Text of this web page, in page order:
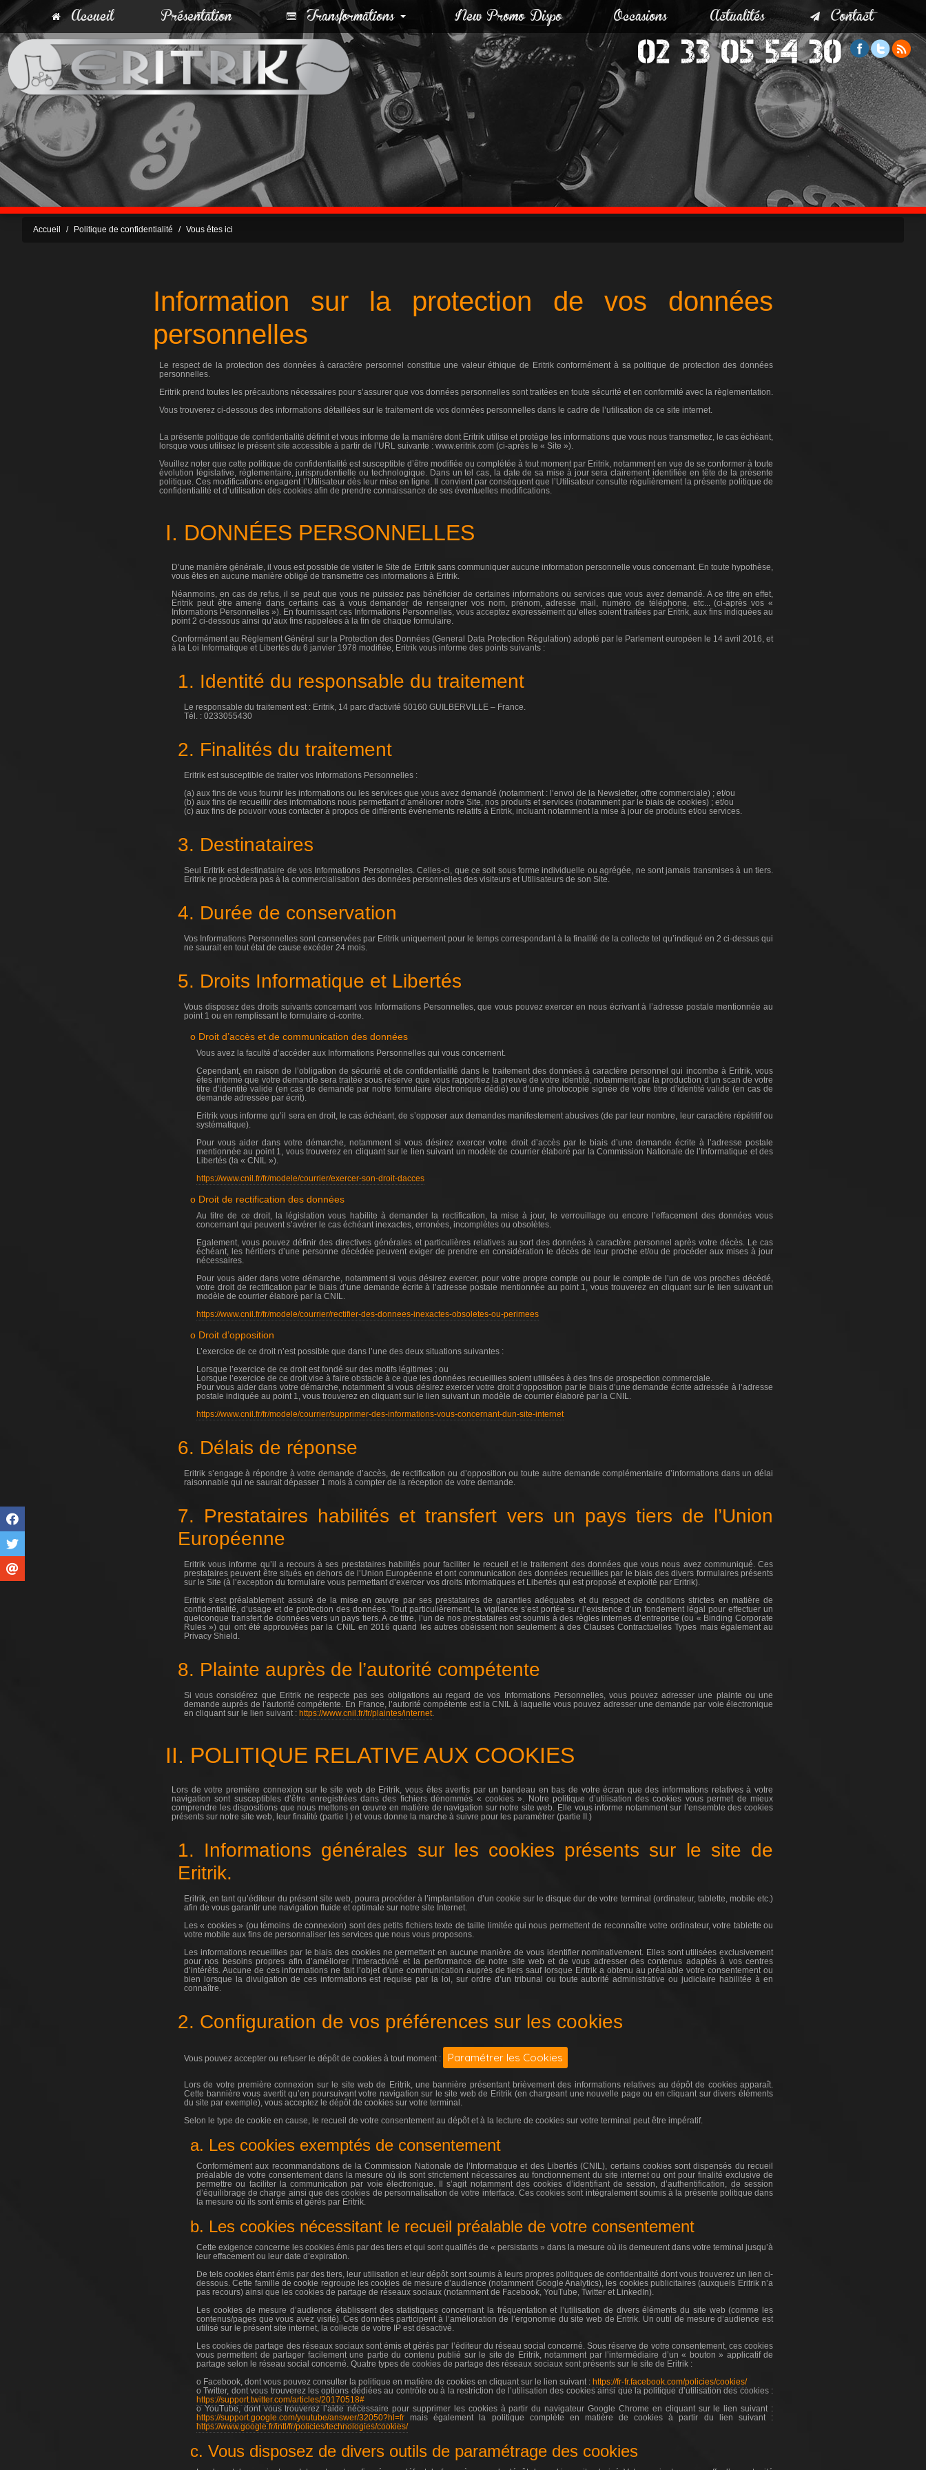
Accueil Présentation Transformations New Promo Dispo Occasions Actualités Contact
Accueil Politique de confidentialité Vous êtes ici
Information sur la protection de vos données
personnelles
Le respect de la protection des données à caractère personnel constitue une valeur éthique de Eritrik conformément à sa politique de protection des données
personnelles.
Eritrik prend toutes les précautions nécessaires pour s’assurer que vos données personnelles sont traitées en toute sécurité et en conformité avec la règlementation.
Vous trouverez ci-dessous des informations détaillées sur le traitement de vos données personnelles dans le cadre de l’utilisation de ce site internet.
La présente politique de confidentialité définit et vous informe de la manière dont Eritrik utilise et protège les informations que vous nous transmettez, le cas échéant,
lorsque vous utilisez le présent site accessible à partir de l’URL suivante : www.eritrik.com (ci-après le « Site »).
Veuillez noter que cette politique de confidentialité est susceptible d’être modifiée ou complétée à tout moment par Eritrik, notamment en vue de se conformer à toute
évolution législative, règlementaire, jurisprudentielle ou technologique. Dans un tel cas, la date de sa mise à jour sera clairement identifiée en tête de la présente
politique. Ces modifications engagent l’Utilisateur dès leur mise en ligne. Il convient par conséquent que l’Utilisateur consulte régulièrement la présente politique de
confidentialité et d’utilisation des cookies afin de prendre connaissance de ses éventuelles modifications.
I. DONNÉES PERSONNELLES
D’une manière générale, il vous est possible de visiter le Site de Eritrik sans communiquer aucune information personnelle vous concernant. En toute hypothèse,
vous êtes en aucune manière obligé de transmettre ces informations à Eritrik.
Néanmoins, en cas de refus, il se peut que vous ne puissiez pas bénéficier de certaines informations ou services que vous avez demandé. A ce titre en effet,
Eritrik peut être amené dans certains cas à vous demander de renseigner vos nom, prénom, adresse mail, numéro de téléphone, etc... (ci-après vos «
Informations Personnelles »). En fournissant ces Informations Personnelles, vous acceptez expressément qu’elles soient traitées par Eritrik, aux fins indiquées au
point 2 ci-dessous ainsi qu’aux fins rappelées à la fin de chaque formulaire.
Conformément au Règlement Général sur la Protection des Données (General Data Protection Régulation) adopté par le Parlement européen le 14 avril 2016, et
à la Loi Informatique et Libertés du 6 janvier 1978 modifiée, Eritrik vous informe des points suivants :
1. Identité du responsable du traitement
Le responsable du traitement est : Eritrik, 14 parc d'activité 50160 GUILBERVILLE – France.
Tél. : 0233055430
2. Finalités du traitement
Eritrik est susceptible de traiter vos Informations Personnelles :
(a) aux fins de vous fournir les informations ou les services que vous avez demandé (notamment : l’envoi de la Newsletter, offre commerciale) ; et/ou
(b) aux fins de recueillir des informations nous permettant d’améliorer notre Site, nos produits et services (notamment par le biais de cookies) ; et/ou
(c) aux fins de pouvoir vous contacter à propos de différents évènements relatifs à Eritrik, incluant notamment la mise à jour de produits et/ou services.
3. Destinataires
Seul Eritrik est destinataire de vos Informations Personnelles. Celles-ci, que ce soit sous forme individuelle ou agrégée, ne sont jamais transmises à un tiers.
Eritrik ne procèdera pas à la commercialisation des données personnelles des visiteurs et Utilisateurs de son Site.
4. Durée de conservation
Vos Informations Personnelles sont conservées par Eritrik uniquement pour le temps correspondant à la finalité de la collecte tel qu’indiqué en 2 ci-dessus qui
ne saurait en tout état de cause excéder 24 mois.
5. Droits Informatique et Libertés
Vous disposez des droits suivants concernant vos Informations Personnelles, que vous pouvez exercer en nous écrivant à l’adresse postale mentionnée au
point 1 ou en remplissant le formulaire ci-contre.
o Droit d’accès et de communication des données
Vous avez la faculté d’accéder aux Informations Personnelles qui vous concernent.
Cependant, en raison de l’obligation de sécurité et de confidentialité dans le traitement des données à caractère personnel qui incombe à Eritrik, vous
êtes informé que votre demande sera traitée sous réserve que vous rapportiez la preuve de votre identité, notamment par la production d’un scan de votre
titre d’identité valide (en cas de demande par notre formulaire électronique dédié) ou d’une photocopie signée de votre titre d’identité valide (en cas de
demande adressée par écrit).
Eritrik vous informe qu’il sera en droit, le cas échéant, de s’opposer aux demandes manifestement abusives (de par leur nombre, leur caractère répétitif ou
systématique).
Pour vous aider dans votre démarche, notamment si vous désirez exercer votre droit d’accès par le biais d’une demande écrite à l’adresse postale
mentionnée au point 1, vous trouverez en cliquant sur le lien suivant un modèle de courrier élaboré par la Commission Nationale de l’Informatique et des
Libertés (la « CNIL »).
https://www.cnil.fr/fr/modele/courrier/exercer-son-droit-dacces
o Droit de rectification des données
Au titre de ce droit, la législation vous habilite à demander la rectification, la mise à jour, le verrouillage ou encore l’effacement des données vous
concernant qui peuvent s’avérer le cas échéant inexactes, erronées, incomplètes ou obsolètes.
Egalement, vous pouvez définir des directives générales et particulières relatives au sort des données à caractère personnel après votre décès. Le cas
échéant, les héritiers d’une personne décédée peuvent exiger de prendre en considération le décès de leur proche et/ou de procéder aux mises à jour
nécessaires.
Pour vous aider dans votre démarche, notamment si vous désirez exercer, pour votre propre compte ou pour le compte de l’un de vos proches décédé,
votre droit de rectification par le biais d’une demande écrite à l’adresse postale mentionnée au point 1, vous trouverez en cliquant sur le lien suivant un
modèle de courrier élaboré par la CNIL.
https://www.cnil.fr/fr/modele/courrier/rectifier-des-donnees-inexactes-obsoletes-ou-perimees
o Droit d’opposition
L’exercice de ce droit n’est possible que dans l’une des deux situations suivantes :
Lorsque l’exercice de ce droit est fondé sur des motifs légitimes ; ou
Lorsque l’exercice de ce droit vise à faire obstacle à ce que les données recueillies soient utilisées à des fins de prospection commerciale.
Pour vous aider dans votre démarche, notamment si vous désirez exercer votre droit d’opposition par le biais d’une demande écrite adressée à l’adresse
postale indiquée au point 1, vous trouverez en cliquant sur le lien suivant un modèle de courrier élaboré par la CNIL.
https://www.cnil.fr/fr/modele/courrier/supprimer-des-informations-vous-concernant-dun-site-internet
6. Délais de réponse
Eritrik s’engage à répondre à votre demande d’accès, de rectification ou d’opposition ou toute autre demande complémentaire d’informations dans un délai
raisonnable qui ne saurait dépasser 1 mois à compter de la réception de votre demande.
7. Prestataires habilités et transfert vers un pays tiers de l’Union
Européenne
Eritrik vous informe qu’il a recours à ses prestataires habilités pour faciliter le recueil et le traitement des données que vous nous avez communiqué. Ces
prestataires peuvent être situés en dehors de l’Union Européenne et ont communication des données recueillies par le biais des divers formulaires présents
sur le Site (à l’exception du formulaire vous permettant d’exercer vos droits Informatiques et Libertés qui est proposé et exploité par Eritrik).
Eritrik s’est préalablement assuré de la mise en œuvre par ses prestataires de garanties adéquates et du respect de conditions strictes en matière de
confidentialité, d’usage et de protection des données. Tout particulièrement, la vigilance s’est portée sur l’existence d’un fondement légal pour effectuer un
quelconque transfert de données vers un pays tiers. A ce titre, l’un de nos prestataires est soumis à des règles internes d’entreprise (ou « Binding Corporate
Rules ») qui ont été approuvées par la CNIL en 2016 quand les autres obéissent non seulement à des Clauses Contractuelles Types mais également au
Privacy Shield.
8. Plainte auprès de l’autorité compétente
Si vous considérez que Eritrik ne respecte pas ses obligations au regard de vos Informations Personnelles, vous pouvez adresser une plainte ou une
demande auprès de l’autorité compétente. En France, l’autorité compétente est la CNIL à laquelle vous pouvez adresser une demande par voie électronique
en cliquant sur le lien suivant : https://www.cnil.fr/fr/plaintes/internet.
II. POLITIQUE RELATIVE AUX COOKIES
Lors de votre première connexion sur le site web de Eritrik, vous êtes avertis par un bandeau en bas de votre écran que des informations relatives à votre
navigation sont susceptibles d’être enregistrées dans des fichiers dénommés « cookies ». Notre politique d’utilisation des cookies vous permet de mieux
comprendre les dispositions que nous mettons en œuvre en matière de navigation sur notre site web. Elle vous informe notamment sur l’ensemble des cookies
présents sur notre site web, leur finalité (partie I.) et vous donne la marche à suivre pour les paramétrer (partie II.)
1. Informations générales sur les cookies présents sur le site de
Eritrik.
Eritrik, en tant qu’éditeur du présent site web, pourra procéder à l’implantation d’un cookie sur le disque dur de votre terminal (ordinateur, tablette, mobile etc.)
afin de vous garantir une navigation fluide et optimale sur notre site Internet.
Les « cookies » (ou témoins de connexion) sont des petits fichiers texte de taille limitée qui nous permettent de reconnaître votre ordinateur, votre tablette ou
votre mobile aux fins de personnaliser les services que nous vous proposons.
Les informations recueillies par le biais des cookies ne permettent en aucune manière de vous identifier nominativement. Elles sont utilisées exclusivement
pour nos besoins propres afin d’améliorer l’interactivité et la performance de notre site web et de vous adresser des contenus adaptés à vos centres
d’intérêts. Aucune de ces informations ne fait l’objet d’une communication auprès de tiers sauf lorsque Eritrik a obtenu au préalable votre consentement ou
bien lorsque la divulgation de ces informations est requise par la loi, sur ordre d’un tribunal ou toute autorité administrative ou judiciaire habilitée à en
connaître.
2. Configuration de vos préférences sur les cookies
Vous pouvez accepter ou refuser le dépôt de cookies à tout moment : Paramétrer les Cookies
Lors de votre première connexion sur le site web de Eritrik, une bannière présentant brièvement des informations relatives au dépôt de cookies apparaît.
Cette bannière vous avertit qu’en poursuivant votre navigation sur le site web de Eritrik (en chargeant une nouvelle page ou en cliquant sur divers éléments
du site par exemple), vous acceptez le dépôt de cookies sur votre terminal.
Selon le type de cookie en cause, le recueil de votre consentement au dépôt et à la lecture de cookies sur votre terminal peut être impératif.
a. Les cookies exemptés de consentement
Conformément aux recommandations de la Commission Nationale de l’Informatique et des Libertés (CNIL), certains cookies sont dispensés du recueil
préalable de votre consentement dans la mesure où ils sont strictement nécessaires au fonctionnement du site internet ou ont pour finalité exclusive de
permettre ou faciliter la communication par voie électronique. Il s’agit notamment des cookies d’identifiant de session, d’authentification, de session
d’équilibrage de charge ainsi que des cookies de personnalisation de votre interface. Ces cookies sont intégralement soumis à la présente politique dans
la mesure où ils sont émis et gérés par Eritrik.
b. Les cookies nécessitant le recueil préalable de votre consentement
Cette exigence concerne les cookies émis par des tiers et qui sont qualifiés de « persistants » dans la mesure où ils demeurent dans votre terminal jusqu’à
leur effacement ou leur date d’expiration.
De tels cookies étant émis par des tiers, leur utilisation et leur dépôt sont soumis à leurs propres politiques de confidentialité dont vous trouverez un lien ci-
dessous. Cette famille de cookie regroupe les cookies de mesure d’audience (notamment Google Analytics), les cookies publicitaires (auxquels Eritrik n’a
pas recours) ainsi que les cookies de partage de réseaux sociaux (notamment de Facebook, YouTube, Twitter et LinkedIn).
Les cookies de mesure d’audience établissent des statistiques concernant la fréquentation et l’utilisation de divers éléments du site web (comme les
contenus/pages que vous avez visité). Ces données participent à l’amélioration de l’ergonomie du site web de Eritrik. Un outil de mesure d’audience est
utilisé sur le présent site internet, la collecte de votre IP est désactivé.
Les cookies de partage des réseaux sociaux sont émis et gérés par l’éditeur du réseau social concerné. Sous réserve de votre consentement, ces cookies
vous permettent de partager facilement une partie du contenu publié sur le site de Eritrik, notamment par l’intermédiaire d’un « bouton » applicatif de
partage selon le réseau social concerné. Quatre types de cookies de partage des réseaux sociaux sont présents sur le site de Eritrik :
o Facebook, dont vous pouvez consulter la politique en matière de cookies en cliquant sur le lien suivant : https://fr-fr.facebook.com/policies/cookies/
o Twitter, dont vous trouverez les options dédiées au contrôle ou à la restriction de l’utilisation des cookies ainsi que la politique d’utilisation des cookies :
https://support.twitter.com/articles/20170518#
o YouTube, dont vous trouverez l’aide nécessaire pour supprimer les cookies à partir du navigateur Google Chrome en cliquant sur le lien suivant :
https://support.google.com/youtube/answer/32050?hl=fr mais également la politique complète en matière de cookies à partir du lien suivant :
https://www.google.fr/intl/fr/policies/technologies/cookies/
c. Vous disposez de divers outils de paramétrage des cookies